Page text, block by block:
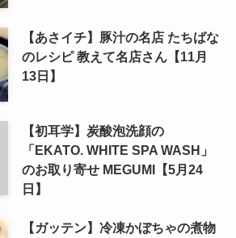
【あさイチ】豚汁の名店 たちばな
のレシピ 教えて名店さん【11月
13日】
【初耳学】炭酸泡洗顔の
「EKATO. WHITE SPA WASH」
のお取り寄せ MEGUMI【5月24
日】
【ガッテン】冷凍かぼちゃの煮物